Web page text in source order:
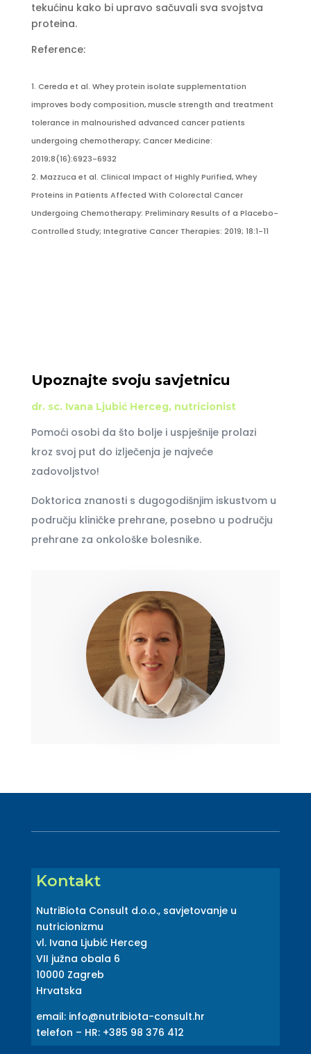
tekućinu kako bi upravo sačuvali sva svojstva
proteina.
Reference:
Cereda et al. Whey protein isolate supplementation
improves body composition, muscle strength and treatment
tolerance in malnourished advanced cancer patients
undergoing chemotherapy; Cancer Medicine:
2019;8(16):6923-6932
Mazzuca et al. Clinical Impact of Highly Purified, Whey
Proteins in Patients Affected With Colorectal Cancer
Undergoing Chemotherapy: Preliminary Results of a Placebo-
Controlled Study; Integrative Cancer Therapies: 2019; 18:1-11
Upoznajte svoju savjetnicu
dr. sc. Ivana Ljubić Herceg, nutricionist
Pomoći osobi da što bolje i uspješnije prolazi
kroz svoj put do izlječenja je najveće
zadovoljstvo!
Doktorica znanosti s dugogodišnjim iskustvom u
području kliničke prehrane, posebno u području
prehrane za onkološke bolesnike.
Kontakt
NutriBiota Consult d.o.o., savjetovanje u
nutricionizmu
vl. Ivana Ljubić Herceg
VII južna obala 6
10000 Zagreb
Hrvatska
email: info@nutribiota-consult.hr
telefon – HR: +385 98 376 412